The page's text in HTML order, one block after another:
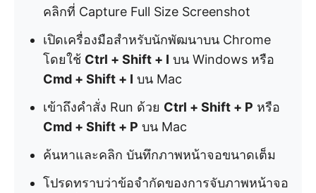
คลิกที่ Capture Full Size Screenshot
เปิดเครื่องมือสำหรับนักพัฒนาบน Chrome
โดยใช้ Ctrl + Shift + I บน Windows หรือ
Cmd + Shift + I บน Mac
เข้าถึงคำสั่ง Run ด้วย Ctrl + Shift + P หรือ
Cmd + Shift + P บน Mac
ค้นหาและคลิก บันทึกภาพหน้าจอขนาดเต็ม
โปรดทราบว่าข้อจำกัดของการจับภาพหน้าจอ